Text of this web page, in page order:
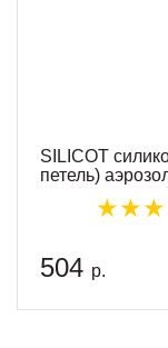
SILICOT
петель)
504 р.